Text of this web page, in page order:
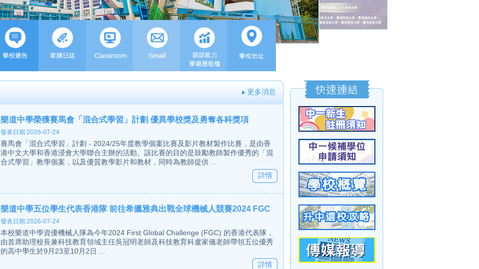
更多消息
樂道中學榮獲賽馬會「混合式學習」計劃 優異學校獎及勇奪各科獎項
發表日期:2026-07-24
賽馬會「混合式學習」計劃 - 2024/25年度教學個案比賽及影片教材製作比賽，是由香
港中文大學和香港浸會大學聯合主辦的活動。該比賽的目的是鼓勵教師製作優秀的「混
合式學習」教學個案，以及優質教學影片和教材，同時為教師提供 ...
詳情
樂道中學五位學生代表香港隊 前往希臘雅典出戰全球機械人競賽2024 FGC
發表日期:2026-07-24
本校樂道中學資優機械人隊為今年2024 First Global Challenge (FGC) 的香港代表隊，
由首席助理校長兼科技教育領域主任吳冠明老師及科技教育科盧家儀老師帶領五位優秀
的高中學生於9月23至10月2日 ...
詳情